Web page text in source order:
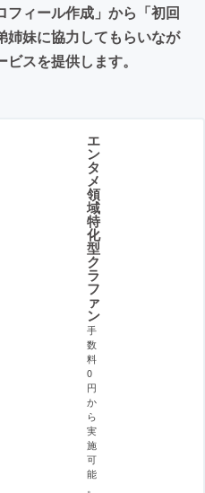
フィール作成」から「初回
姉妹に協力してもらいなが
スを提供します。
エ
ン
タ
メ
領
域
特
化
型
ク
ラ
フ
ァ
ン
手
数
料
0
円
か
ら
実
施
可
能